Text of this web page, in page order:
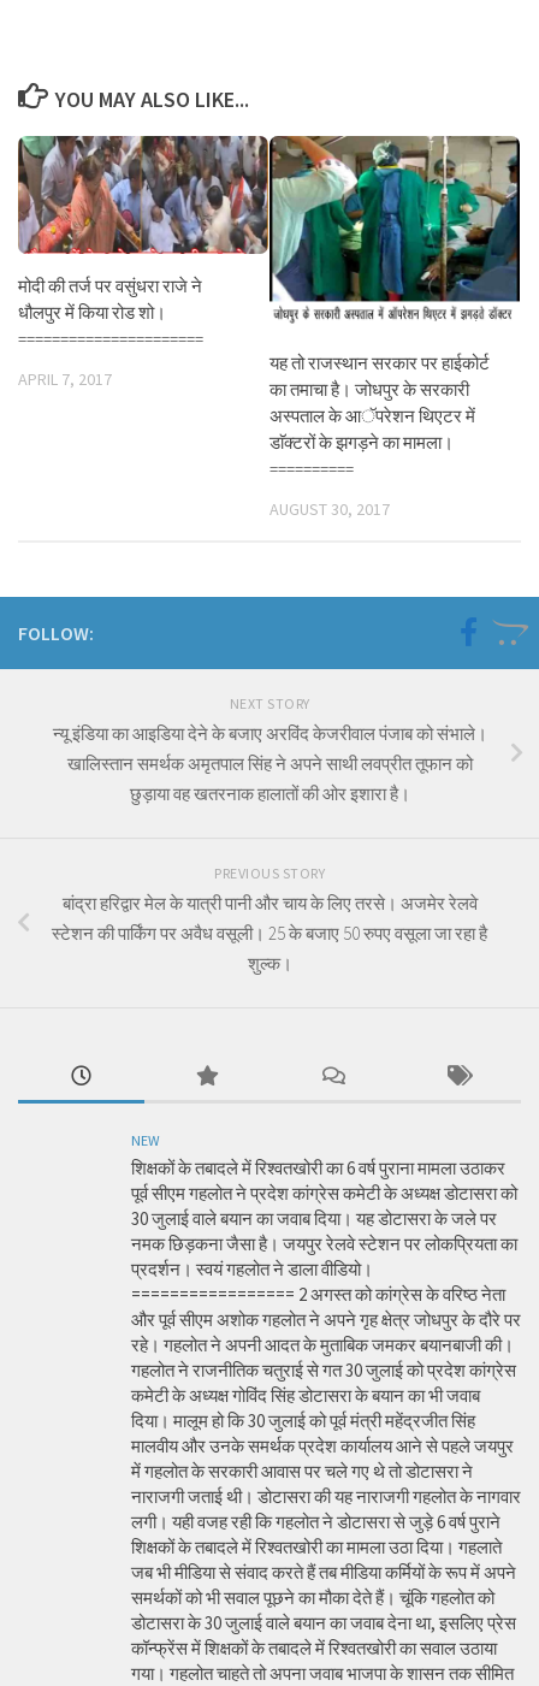
YOU MAY ALSO LIKE...
मोदी की तर्ज पर वसुंधरा राजे ने
धौलपुर में किया रोड शो।
======================
APRIL 7, 2017
यह तो राजस्थान सरकार पर हाईकोर्ट
का तमाचा है। जोधपुर के सरकारी
अस्पताल के आॅपरेशन थिएटर में
डाॅक्टरों के झगड़ने का मामला।
==========
AUGUST 30, 2017
FOLLOW:
NEXT STORY
न्यू इंडिया का आइडिया देने के बजाए अरविंद केजरीवाल पंजाब को संभाले।
खालिस्तान समर्थक अमृतपाल सिंह ने अपने साथी लवप्रीत तूफान को
छुड़ाया वह खतरनाक हालातों की ओर इशारा है।
PREVIOUS STORY
बांद्रा हरिद्वार मेल के यात्री पानी और चाय के लिए तरसे। अजमेर रेलवे
स्टेशन की पार्किंग पर अवैध वसूली। 25 के बजाए 50 रुपए वसूला जा रहा है
शुल्क।
NEW
शिक्षकों के तबादले में रिश्वतखोरी का 6 वर्ष पुराना मामला उठाकर
पूर्व सीएम गहलोत ने प्रदेश कांग्रेस कमेटी के अध्यक्ष डोटासरा को
30 जुलाई वाले बयान का जवाब दिया। यह डोटासरा के जले पर
नमक छिड़कना जैसा है। जयपुर रेलवे स्टेशन पर लोकप्रियता का
प्रदर्शन। स्वयं गहलोत ने डाला वीडियो।
================= 2 अगस्त को कांग्रेस के वरिष्ठ नेता
और पूर्व सीएम अशोक गहलोत ने अपने गृह क्षेत्र जोधपुर के दौरे पर
रहे। गहलोत ने अपनी आदत के मुताबिक जमकर बयानबाजी की।
गहलोत ने राजनीतिक चतुराई से गत 30 जुलाई को प्रदेश कांग्रेस
कमेटी के अध्यक्ष गोविंद सिंह डोटासरा के बयान का भी जवाब
दिया। मालूम हो कि 30 जुलाई को पूर्व मंत्री महेंद्रजीत सिंह
मालवीय और उनके समर्थक प्रदेश कार्यालय आने से पहले जयपुर
में गहलोत के सरकारी आवास पर चले गए थे तो डोटासरा ने
नाराजगी जताई थी। डोटासरा की यह नाराजगी गहलोत के नागवार
लगी। यही वजह रही कि गहलोत ने डोटासरा से जुड़े 6 वर्ष पुराने
शिक्षकों के तबादले में रिश्वतखोरी का मामला उठा दिया। गहलाते
जब भी मीडिया से संवाद करते हैं तब मीडिया कर्मियों के रूप में अपने
समर्थकों को भी सवाल पूछने का मौका देते हैं। चूंकि गहलोत को
डोटासरा के 30 जुलाई वाले बयान का जवाब देना था, इसलिए प्रेस
कॉन्फ्रेंस में शिक्षकों के तबादले में रिश्वतखोरी का सवाल उठाया
गया। गहलोत चाहते तो अपना जवाब भाजपा के शासन तक सीमित